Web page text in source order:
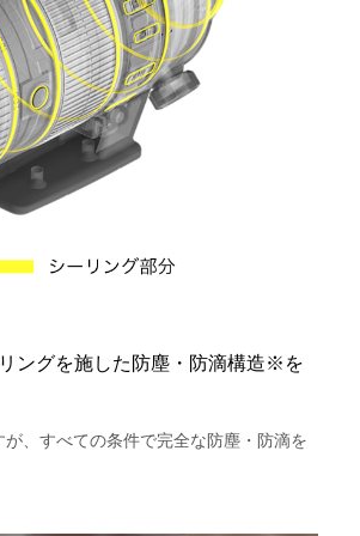
ングを施した防塵・防滴構造※を
、すべての条件で完全な防塵・防滴を